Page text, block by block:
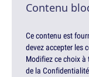
Contenu
Ce contenu est
devez accepter les
Modifiez ce choix à
de la